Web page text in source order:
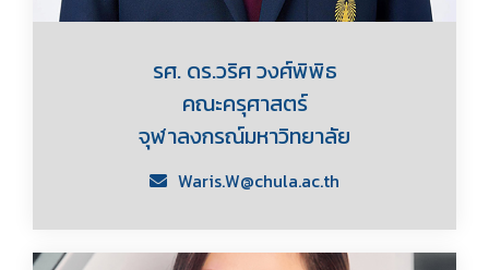
รศ. ดร.วริศ วงศ์พิพิธ
คณะครุศาสตร์
จุฬาลงกรณ์มหาวิทยาลัย
Waris.W@chula.ac.th